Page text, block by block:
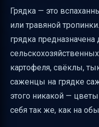
Грядка — это
или травяной
грядка предназначена
картофеля, свёклы,
саженцы на грядке
этого никакой —
себя так же, как на